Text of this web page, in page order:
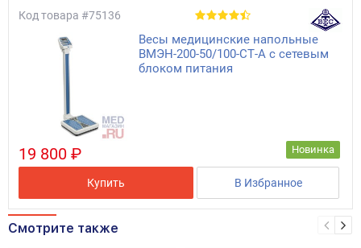
Код товара #75136
Весы медицинские напольные
ВМЭН-200-50/100-СТ-А с сетевым
блоком питания
Новинка
19 800 ₽
Купить В Избранное
Смотрите также